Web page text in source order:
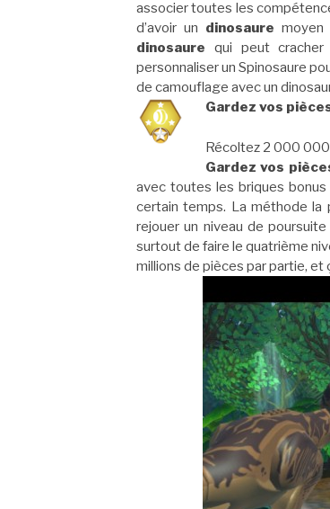
associer toutes les
d’avoir un dinosaure
dinosaure qui peut
personnaliser un Spinosaure
de camouflage avec un
Gardez vos
Récoltez 2 000
Gardez vos
avec toutes les briques
certain temps. La méthode la
rejouer un niveau de
surtout de faire le quatrième
millions de pièces par partie, et